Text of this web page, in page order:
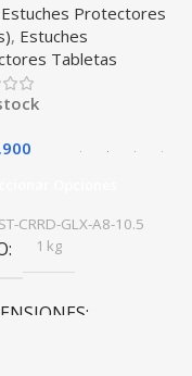
ADICIONAL
, Metalizado
Samsung Galaxy
10.5 2021 – 2022
SM-x205 Anti
con soporte
Estuches Protectores
, Estuches
Tabletas
CRRD-GLX-A8-10.5
1 kg